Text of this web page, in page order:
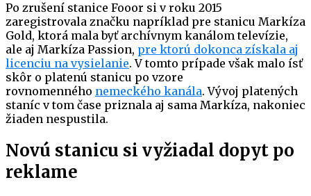
Po zrušení stanice Fooor si v roku 2015
zaregistrovala značku napríklad pre stanicu Markíza
Gold, ktorá mala byť archívnym kanálom televízie,
ale aj Markíza Passion, pre ktorú dokonca získala aj
licenciu na vysielanie. V tomto prípade však malo ísť
skôr o platenú stanicu po vzore
rovnomenného nemeckého kanála. Vývoj platených
staníc v tom čase priznala aj sama Markíza, nakoniec
žiaden nespustila.
Novú stanicu si vyžiadal dopyt po
reklame